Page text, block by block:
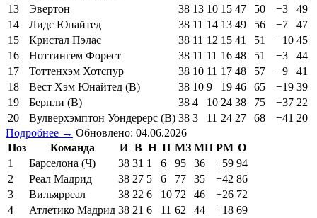
13
Эвертон 38 13 10 15 47 50 −3
49
14
Лидс Юнайтед 38 11 14 13 49 56 −7
47
15
Кристал Пэлас 38 11 12 15 41 51 −10 45
16
Ноттингем Форест 38 11 11 16 48 51 −3
44
17
Тоттенхэм Хотспур 38 10 11 17 48 57 −9
41
18
Вест Хэм Юнайтед (В) 38 10 9 19 46 65 −19 39
19
Бернли (В) 38 4 10 24 38 75 −37 22
20
Вулверхэмптон Уондерерс (В) 38 3 11 24 27 68 −41 20
Подробнее → Обновлено: 04.06.2026
Поз
Команда И В Н П МЗ МП РМ О
1
Барселона (Ч) 38 31 1 6 95 36 +59 94
2
Реал Мадрид 38 27 5 6 77 35 +42 86
3
Вильярреал 38 22 6 10 72 46 +26 72
4
Атлетико Мадрид 38 21 6 11 62 44 +18 69